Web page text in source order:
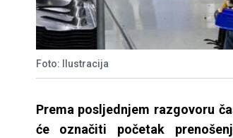
Foto: Ilustracija
Prema posljednjem razgovoru
će označiti početak